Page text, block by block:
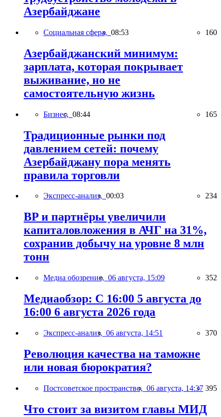
Азербайджане
Социальная сфера, 08:53 160
Азербайджанский минимум:
зарплата, которая покрывает
выживание, но не
самостоятельную жизнь
Бизнес, 08:44 165
Традиционные рынки под
давлением сетей: почему
Азербайджану пора менять
правила торговли
Экспресс-анализ, 00:03 234
BP и партнёры увеличили
капиталовложения в АЧГ на 31%,
сохранив добычу на уровне 8 млн
тонн
Медиа обозрение, 06 августа, 15:09 352
Медиаобзор: С 16:00 5 августа до
16:00 6 августа 2026 года
Экспресс-анализ, 06 августа, 14:51 370
Революция качества на таможне
или новая бюрократия?
Постсоветское пространство, 06 августа, 14:37 395
Что стоит за визитом главы МИД